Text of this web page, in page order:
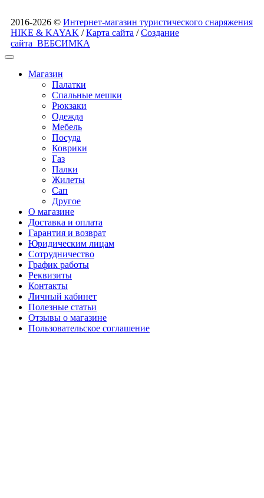
2016-2026 © Интернет-магазин туристического снаряжения
HIKE & KAYAK /Карта сайта /Создание
сайта ВЕБСИМКА
Магазин
Палатки
Спальные мешки
Рюкзаки
Одежда
Мебель
Посуда
Коврики
Газ
Палки
Жилеты
Сап
Другое
О магазине
Доставка и оплата
Гарантия и возврат
Юридическим лицам
Сотрудничество
График работы
Реквизиты
Контакты
Личный кабинет
Полезные статьи
Отзывы о магазине
Пользовательское соглашение